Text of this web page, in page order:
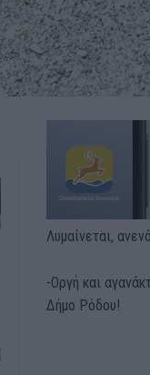
Λυμαίνεται,
-Οργή και
Δήμο Ρόδου!